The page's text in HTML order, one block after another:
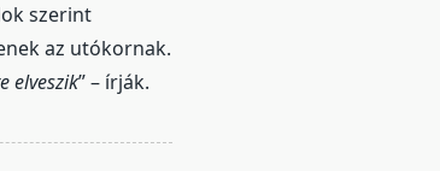
szerint
az utókornak.
elveszik” – írják.